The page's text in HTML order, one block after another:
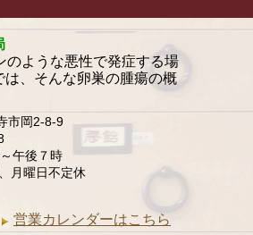
のような悪性で発症する場
、そんな卵巣の腫瘍の概
市岡2-8-9
午後７時
月曜日不定休
営業カレンダーはこちら